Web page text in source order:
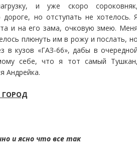
и уже скоро
дороге, но отступать не хотелось.
и на его зама, очковую змею.
плюнуть им в рожу и послать,
в кузов «ГАЗ-66», дабы в
себе, что я тот самый
Андрейка.
и ясно что все так